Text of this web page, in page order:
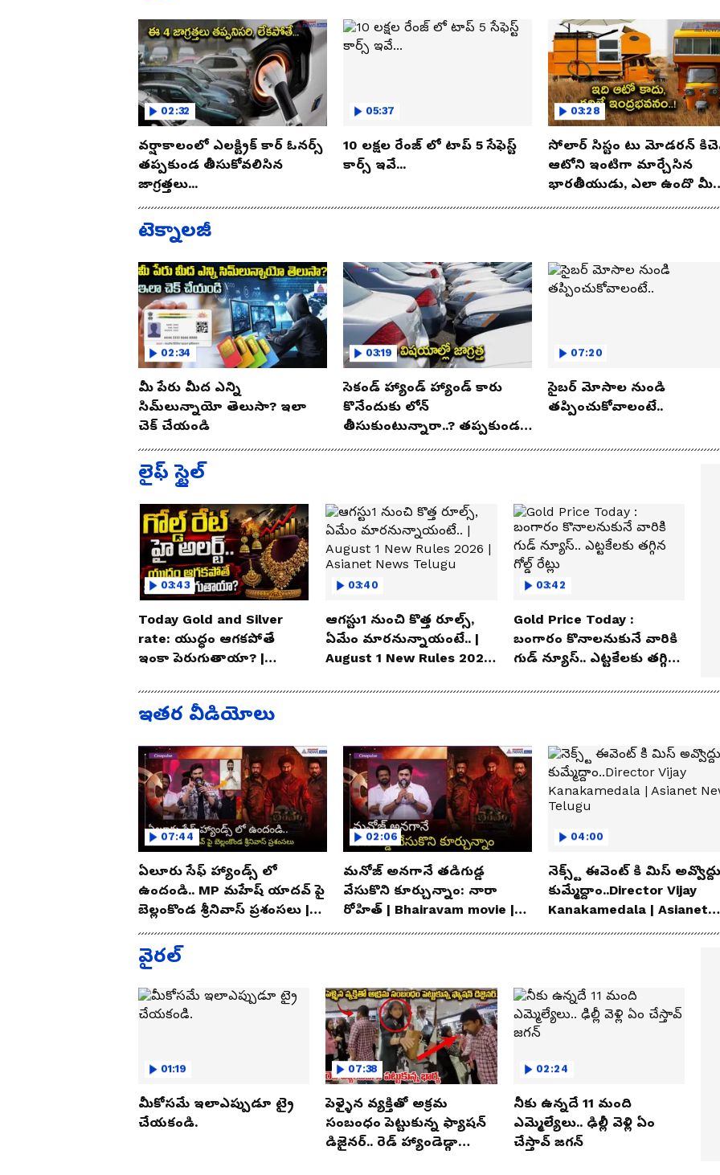
02:32
వర్షాకాలంలో ఎలక్ట్రిక్ కార్ ఓనర్స్
తప్పకుండ తీసుకోవలిసిన
జాగ్రత్తలు...
05:37
10 లక్షల రేంజ్ లో టాప్ 5 సేఫెస్ట్
కార్స్ ఇవే...
03:28
సోలార్ సిస్టం టు మోడరన్
ఆటోని ఇంటిగా మార్చేసిన
భారతీయుడు, ఎలా ఉందొ
టెక్నాలజీ
02:34
మీ పేరు మీద ఎన్ని
సిమ్‌లున్నాయో తెలుసా? ఇలా
చెక్ చేయండి
03:19
సెకండ్ హ్యాండ్ హ్యాండ్ కారు
కొనేందుకు లోన్
తీసుకుంటున్నారా..? తప్పకుండ
07:20
సైబర్ మోసాల నుండి
తప్పించుకోవాలంటే..
లైఫ్ స్టైల్
03:43
Today Gold and Silver
rate: యుద్ధం ఆగకపోతే
ఇంకా పెరుగుతాయా? |
03:40
ఆగస్టు1 నుంచి కొత్త రూల్స్,
ఏమేం మారనున్నాయంటే.. |
August 1 New Rules 2026
03:42
Gold Price Today :
బంగారం కొనాలనుకునే వారికి
గుడ్ న్యూస్.. ఎట్టకేలకు తగ్గిన
ఇతర వీడియోలు
07:44
ఏలూరు సేఫ్ హ్యాండ్స్ లో
ఉందండి.. MP మహేష్ యాదవ్ పై
బెల్లంకొండ శ్రీనివాస్ ప్రశంసలు |
Asianet Telugu
02:06
మనోజ్ అనగానే తడిగుడ్డ
వేసుకొని కూర్చున్నాం: నారా
రోహిత్ | Bhairavam movie |
Asianet News Telugu
04:00
నెక్స్ట్ ఈవెంట్ కి మిస్ అవ్వొద్దు
కుమ్మేద్దాం..Director Vijay
Kanakamedala | Asianet
News Telugu
వైరల్
01:19
మీకోసమే ఇలాఎప్పుడూ ట్రై
చేయకండి.
07:38
పెళ్ళైన వ్యక్తితో అక్రమ
సంబంధం పెట్టుకున్న ఫ్యాషన్
డిజైనర్.. రెడ్ హ్యాండెడ్గా
02:24
నీకు ఉన్నదే 11 మంది
ఎమ్మెల్యేలు.. ఢిల్లీ వెళ్లి ఏం
చేస్తావ్ జగన్